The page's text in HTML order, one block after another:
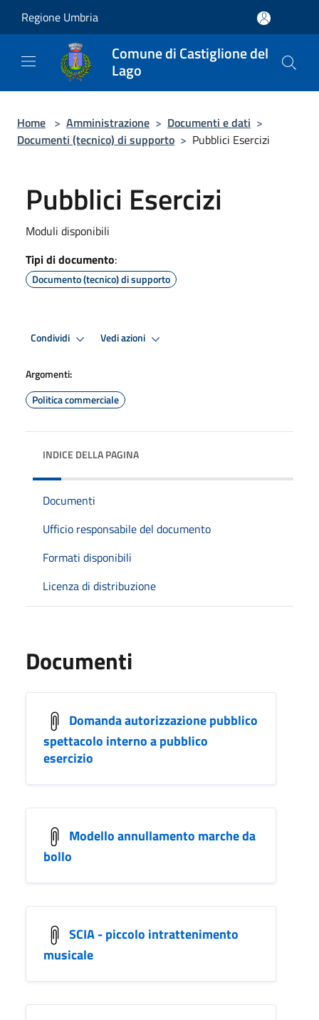
Regione Umbria
Comune di Castiglione del
Lago
Home > Amministrazione > Documenti e dati >
Documenti (tecnico) di supporto > Pubblici Esercizi
Pubblici Esercizi
Moduli disponibili
Tipi di documento:
Documento (tecnico) di supporto
Condividi Vedi azioni
Argomenti:
Politica commerciale
INDICE DELLA PAGINA
Documenti
Ufficio responsabile del documento
Formati disponibili
Licenza di distribuzione
Documenti
Domanda autorizzazione pubblico
spettacolo interno a pubblico
esercizio
Modello annullamento marche da
bollo
SCIA - piccolo intrattenimento
musicale